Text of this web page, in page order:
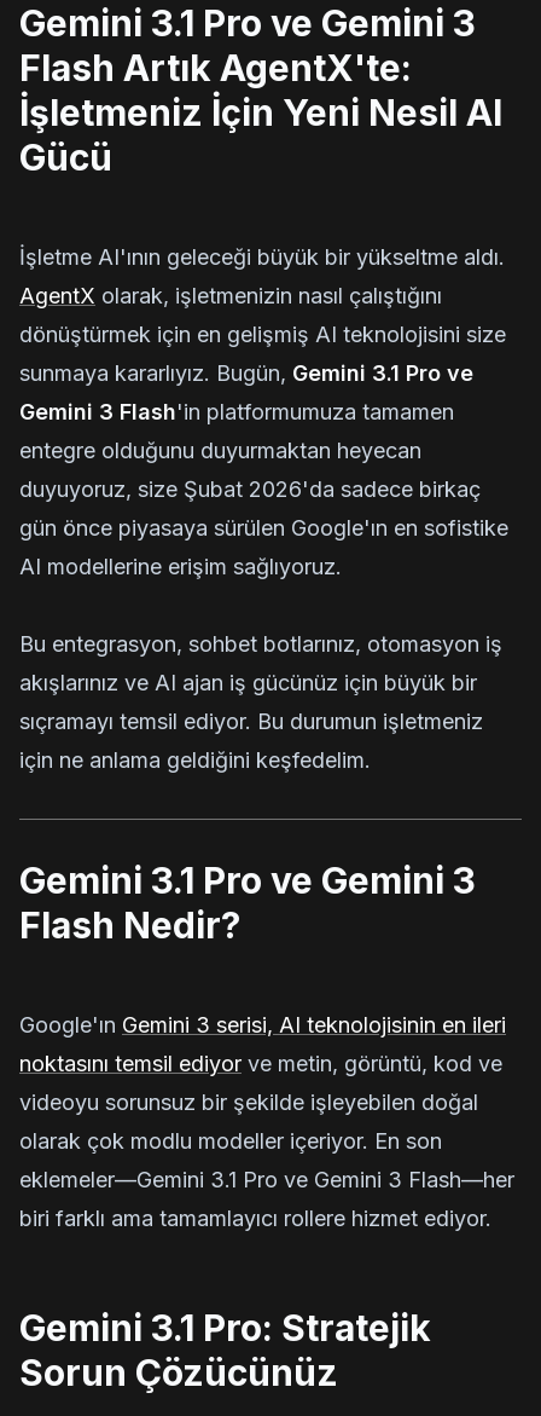
Gemini 3.1 Pro ve Gemini 3
Flash Artık AgentX'te:
İşletmeniz İçin Yeni Nesil AI
Gücü
İşletme AI'ının geleceği büyük bir yükseltme aldı.
AgentX olarak, işletmenizin nasıl çalıştığını
dönüştürmek için en gelişmiş AI teknolojisini size
sunmaya kararlıyız. Bugün, Gemini 3.1 Pro ve
Gemini 3 Flash'in platformumuza tamamen
entegre olduğunu duyurmaktan heyecan
duyuyoruz, size Şubat 2026'da sadece birkaç
gün önce piyasaya sürülen Google'ın en sofistike
AI modellerine erişim sağlıyoruz.
Bu entegrasyon, sohbet botlarınız, otomasyon iş
akışlarınız ve AI ajan iş gücünüz için büyük bir
sıçramayı temsil ediyor. Bu durumun işletmeniz
için ne anlama geldiğini keşfedelim.
Gemini 3.1 Pro ve Gemini 3
Flash Nedir?
Google'ın Gemini 3 serisi, AI teknolojisinin en ileri
noktasını temsil ediyor ve metin, görüntü, kod ve
videoyu sorunsuz bir şekilde işleyebilen doğal
olarak çok modlu modeller içeriyor. En son
eklemeler—Gemini 3.1 Pro ve Gemini 3 Flash—her
biri farklı ama tamamlayıcı rollere hizmet ediyor.
Gemini 3.1 Pro: Stratejik
Sorun Çözücünüz